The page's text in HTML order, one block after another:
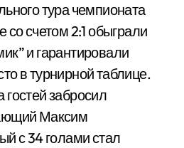
тура чемпионата
со счетом 2:1 обыграли
и гарантировали
в турнирной таблице.
забросил
Максим
с 34 голами стал